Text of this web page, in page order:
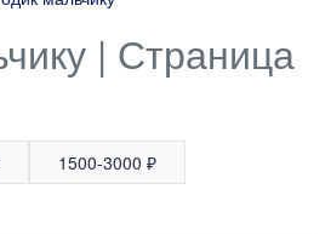
| Страница
1500-3000 ₽